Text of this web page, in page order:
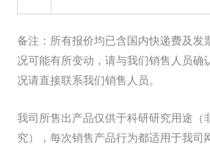
备注：所有报价均已含国内快递费及发
况可能有所变动，请与我们销售人员确
况请直接联系我们销售人员。
我司所售出产品仅供于科研研究用途（
究），每次销售产品行为都适用于我司